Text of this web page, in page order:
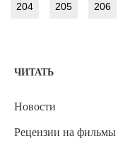
204 205 206
ЧИТАТЬ
Новости
Рецензии на фильмы